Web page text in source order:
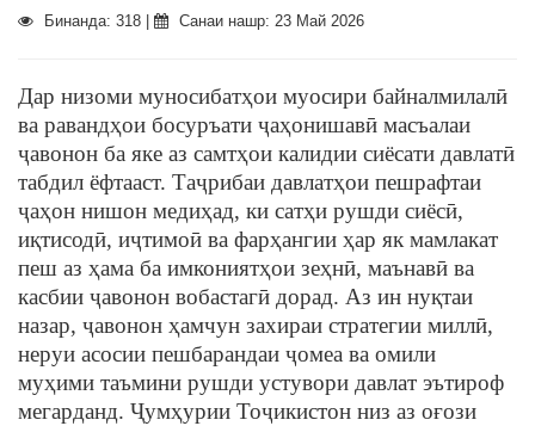
Бинанда: 318 | Санаи нашр: 23 Май 2026
Дар низоми муносибатҳои муосири байналмилалӣ
ва равандҳои босуръати ҷаҳонишавӣ масъалаи
ҷавонон ба яке аз самтҳои калидии сиёсати давлатӣ
табдил ёфтааст. Таҷрибаи давлатҳои пешрафтаи
ҷаҳон нишон медиҳад, ки сатҳи рушди сиёсӣ,
иқтисодӣ, иҷтимоӣ ва фарҳангии ҳар як мамлакат
пеш аз ҳама ба имкониятҳои зеҳнӣ, маънавӣ ва
касбии ҷавонон вобастагӣ дорад. Аз ин нуқтаи
назар, ҷавонон ҳамчун захираи стратегии миллӣ,
неруи асосии пешбарандаи ҷомеа ва омили
муҳими таъмини рушди устувори давлат эътироф
мегарданд. Ҷумҳурии Тоҷикистон низ аз оғози